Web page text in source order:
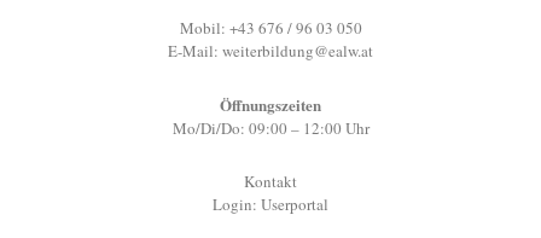
Mobil: +43 676 / 96 03 050
E-Mail: weiterbildung@ealw.at
Öffnungszeiten
Mo/Di/Do: 09:00 – 12:00 Uhr
Kontakt
Login: Userportal